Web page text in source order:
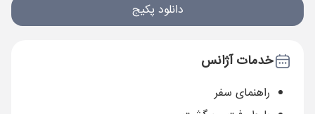
دانلود پکیج
خدمات آژانس
راهنمای سفر